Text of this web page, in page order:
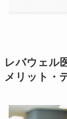
レバウェル
メリット・